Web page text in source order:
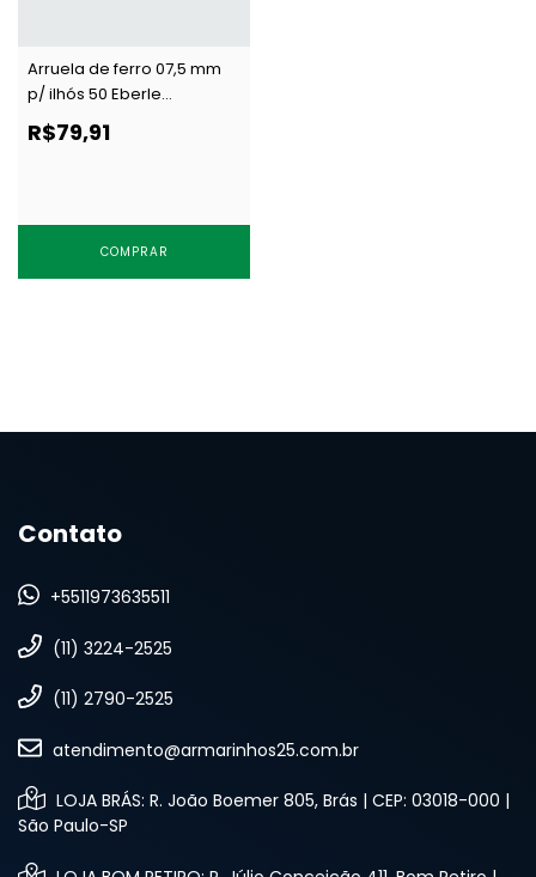
Arruela de ferro 07,5 mm
p/ ilhós 50 Eberle
AR.130.075.10.F NIQ c/ 1000
un
R$79,91
COMPRAR
Contato
+5511973635511
(11) 3224-2525
(11) 2790-2525
atendimento@armarinhos25.com.br
LOJA BRÁS: R. João Boemer 805, Brás | CEP: 03018-000 |
São Paulo-SP